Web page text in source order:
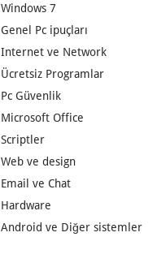
Windows 7
Genel Pc ipuçları
Internet ve Network
Ücretsiz Programlar
Pc Güvenlik
Microsoft Office
Scriptler
Web ve design
Email ve Chat
Hardware
Android ve Diğer sistemler